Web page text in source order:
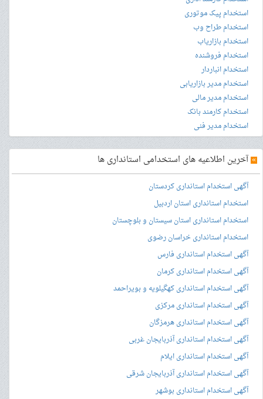
استخدام پیک موتوری
استخدام طراح وب
استخدام بازاریاب
استخدام فروشنده
استخدام انباردار
استخدام مدیر بازاریابی
استخدام مدیر مالی
استخدام کارمند بانک
استخدام مدیر فنی
»آخرین اطلاعیه های استخدامی استانداری ها
آگهی استخدام استانداری کردستان
استخدام استانداری استان اردبیل
استخدام استانداری استان سیستان و بلوچستان
استخدام استانداری خراسان رضوی
آگهی استخدام استانداری فارس
آگهی استخدام استانداری کرمان
آگهی استخدام استانداری کهگیلویه و بویراحمد
آگهی استخدام استانداری مرکزی
آگهی استخدام استانداری هرمزگان
آگهی استخدام استانداری آذربایجان غربی
آگهی استخدام استانداری ایلام
آگهی استخدام استانداری آذربایجان شرقی
آگهی استخدام استانداری بوشهر